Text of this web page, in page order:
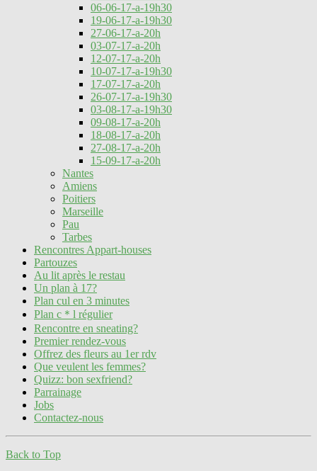
06-06-17-a-19h30
19-06-17-a-19h30
27-06-17-a-20h
03-07-17-a-20h
12-07-17-a-20h
10-07-17-a-19h30
17-07-17-a-20h
26-07-17-a-19h30
03-08-17-a-19h30
09-08-17-a-20h
18-08-17-a-20h
27-08-17-a-20h
15-09-17-a-20h
Nantes
Amiens
Poitiers
Marseille
Pau
Tarbes
Rencontres Appart-houses
Partouzes
Au lit après le restau
Un plan à 17?
Plan cul en 3 minutes
Plan c＊l régulier
Rencontre en sneating?
Premier rendez-vous
Offrez des fleurs au 1er rdv
Que veulent les femmes?
Quizz: bon sexfriend?
Parrainage
Jobs
Contactez-nous
Back to Top